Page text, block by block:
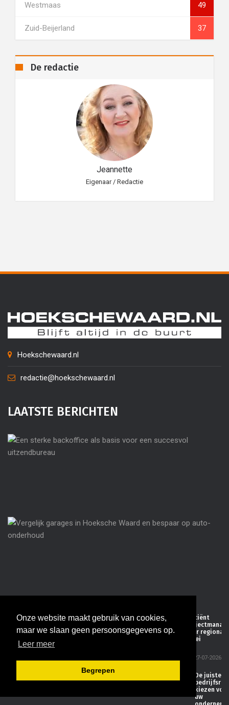
Onze website maakt gebruik van cookies,
maar we slaan geen persoonsgegevens op.
Leer meer
Begrepen
Westmaas 49
Zuid-Beijerland 37
De redactie
Jeannette
Eigenaar / Redactie
Hoekschewaard.nl
redactie@hoekschewaard.nl
LAATSTE BERICHTEN
Efficiënt
voor regionale
groei
27-07-2026
De juiste
kiezen
uw